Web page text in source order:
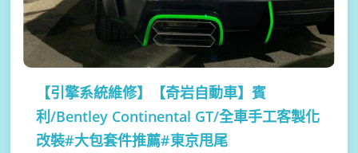
【引擎系統維修】
【奇岩自動車】賓
利/Bentley Continental GT/全車手工客製化
改裝#大包套件推薦#東京甩尾